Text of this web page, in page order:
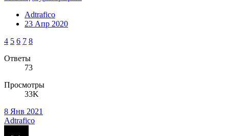
Adtrafico
23 Апр 2020
4 5 6 7 8
Ответы
73
Просмотры
33K
8 Янв 2021
Adtrafico